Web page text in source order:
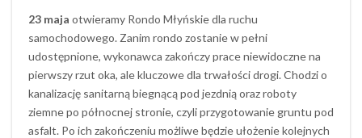
23 maja otwieramy Rondo Młyńskie dla ruchu
samochodowego. Zanim rondo zostanie w pełni
udostępnione, wykonawca zakończy prace niewidoczne na
pierwszy rzut oka, ale kluczowe dla trwałości drogi. Chodzi o
kanalizację sanitarną biegnącą pod jezdnią oraz roboty
ziemne po północnej stronie, czyli przygotowanie gruntu pod
asfalt. Po ich zakończeniu możliwe będzie ułożenie kolejnych